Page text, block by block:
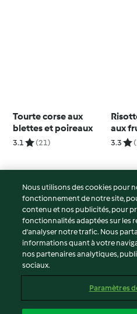
Tourte corse aux
blettes et poireaux
3.1 (21)
aux
3.3
© Copyright 2026
Conditions d'utilisation
Politique de confidentialité
Non-responsabilité
Mentions légales
Contenu du rapport
Nous utilisons des cookies pour
fonctionnement de notre site,
contenu et nos publicités, pour
fonctionnalités adaptées sur les
d’analyser notre trafic. Nous
informations quant à votre
nos partenaires analytiques,
sociaux.
Paramètres